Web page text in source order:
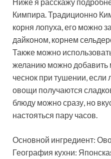
Кимпира. Традиционно
корня лопуха, его можно
дайконом, корнем
Также можно
желанию можно добавить
чеснок при тушении, если
овощи получаются
блюду можно сразу, но
настояться пару часов.
Основной ингредиент:
География кухни: